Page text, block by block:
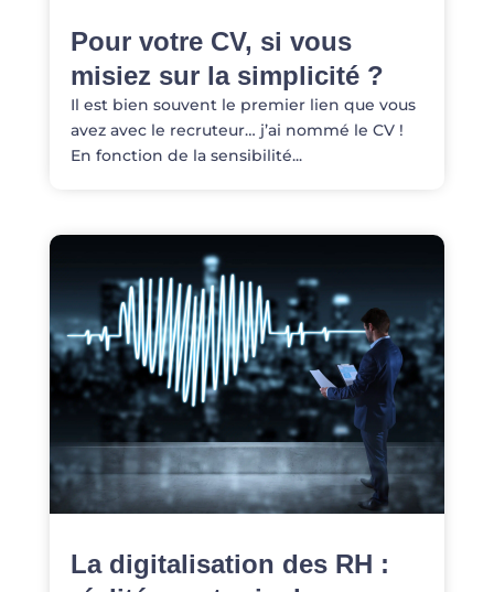
Pour votre CV, si vous
misiez sur la simplicité ?
Il est bien souvent le premier lien que vous
avez avec le recruteur… j’ai nommé le CV !
En fonction de la sensibilité...
La digitalisation des RH :